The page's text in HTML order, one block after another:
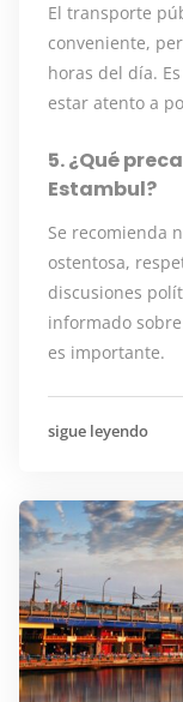
El transporte
conveniente,
horas del día.
estar atento a
5. ¿Qué
Estambul?
Se recomienda
ostentosa,
discusiones
informado
es importante.
sigue leyendo